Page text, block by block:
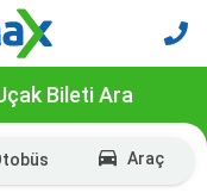
Bileti Ara
Araç